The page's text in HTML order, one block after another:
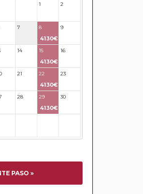
1 2
7 8
4130€
9
14 15
4130€
16
21 22
4130€
23
28 29
4130€
30
PASO »